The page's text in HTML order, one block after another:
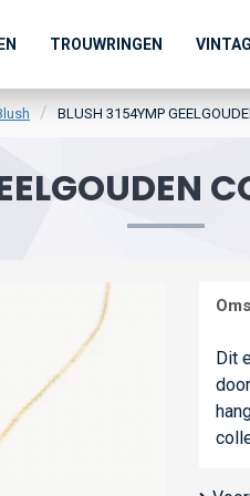
TROUWRINGEN
BLUSH 3154YMP
Dit